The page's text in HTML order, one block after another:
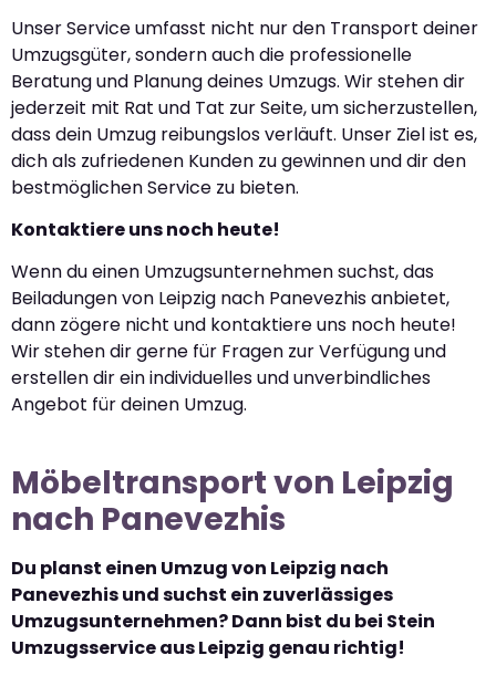
Unser Service umfasst nicht nur den Transport deiner
Umzugsgüter, sondern auch die professionelle
Beratung und Planung deines Umzugs. Wir stehen dir
jederzeit mit Rat und Tat zur Seite, um sicherzustellen,
dass dein Umzug reibungslos verläuft. Unser Ziel ist es,
dich als zufriedenen Kunden zu gewinnen und dir den
bestmöglichen Service zu bieten.
Kontaktiere uns noch heute!
Wenn du einen Umzugsunternehmen suchst, das
Beiladungen von Leipzig nach Panevezhis anbietet,
dann zögere nicht und kontaktiere uns noch heute!
Wir stehen dir gerne für Fragen zur Verfügung und
erstellen dir ein individuelles und unverbindliches
Angebot für deinen Umzug.
Möbeltransport von Leipzig
nach Panevezhis
Du planst einen Umzug von Leipzig nach
Panevezhis und suchst ein zuverlässiges
Umzugsunternehmen? Dann bist du bei Stein
Umzugsservice aus Leipzig genau richtig!